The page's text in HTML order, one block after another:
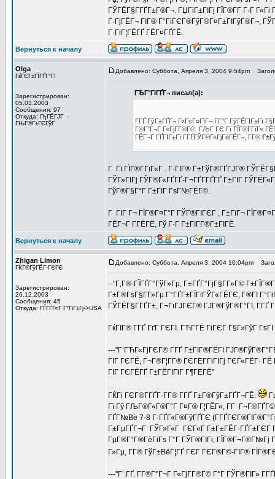
ГЎГЁГ§Г­ГҐГ±Г®Г¬. ГЏГіГ±ГІГј ГЇГ®Г­Г Г·Г
Г·ГјГЁГ¬ ГІГ® Г°ГіГЄГ®ГўГ®Г¤Г±ГІГўГ®Г¬,
Г·ГіГ¦ГЁГҐ ГЁГ¤ГҐГЁ.
Вернуться к началу
Olga
ГќГЄГ±ГЇГҐГ°ГІ
Зарегистрирован:
05.03.2003
Сообщения: 97
Откуда: ГђГЁГЈГ -
ГЊГ®Г±ГЄГўГ
Добавлено: Суббота, Апреля 3, 2004 9:54pm
ГЂГ°ГІГҐГ¬ писал(а):
Г­ГҐ ГўГ±ГҐГ¬ Г«ГѕГ¤ГїГ¬ Г­Г°Г ГўГЁГІГ±Гї
Г®Г°Г¬Г Г«ГјГ­Г®Г©. ГЉГ ГЄ Гї ГЇГ®Г­ГїГ«
ГЁГ¬Г ГҐГІГ±Гї Г­ГҐГЎГ®Г«ГјГёГЁГ¬, Г­Г®
Г Гї ГЇГ®Г­ГїГ«Г . Г·ГІГ® Г±ГўГ®ГҐГЈГ®
ГЎГ»ГІГј ГЎГ®Г«ГҐГҐ-Г¬ГҐГ­ГҐГҐ Г±ГІГ
ГўГ®Г§Г°Г Г±ГІГ ГѕГ№ГЁГ©.
Г ГІГ Г¬ ГЇГ®Г¤Г°Г ГЎГ®ГІГЄГ , Г±ГїГ¬
ГЁГ¬Г Г­ГЁГЁ, Гў Г·Г Г±ГІГ­Г®Г±ГІГЁ.
Вернуться к началу
Zhigan Limon
ГЌГ®ГўГЁГ·Г®ГЄ
Зарегистрирован:
26.12.2003
Сообщения: 45
Откуда: ГЃГҐГ«Г Г°ГіГ±Гј->USA
Добавлено: Суббота, Апреля 3, 2004 10:04pm
--"Г‚Г®-ГЇГҐГ°ГўГ»Гµ, Г±ГҐГ°ГјГ§Г­Г»Г©
Г±Г®ГѕГ§Г­Г»Гµ Г°ГҐГ±ГЇГіГЎГ«ГЁГЄ, Г®ГІ
ГЎГЁГ§Г­ГҐГ±, Г¬ГїГЈГЄГ® ГЈГ®ГўГ®Г°Гї, Г­ГҐ
ГќГІГ® Г­ГҐ ГґГ ГЄГІ. ГЋГ­ГЁ ГіГЄГ Г§Г»ГўГ
---"Г’ГЋГ«ГјГЄГ® Г­ГҐ Г±ГІГ®ГЁГІ
ГІГ ГЄГЁ, Г¬Г®Г¦Г­Г® ГЄГЁГ­ГіГІГј ГЄГ«ГЁГ·
ГІГ ГЄГЁГҐ Г±ГЁГІГіГ Г¶ГЁГЁ"
ГЌГі ГЄГ®Г­ГҐГ·Г­Г® Г­ГҐ Г±Г®ГўГ±ГҐГ¬ГЁ.
Гї Гў ГЉГ®Г«Г®Г°Г Г¤Г® Г¦ГЁГ«, Г­Г Г¬Г®ГҐГ©
ГҐГ№Вё 7-8 Г·ГҐГ«Г®ГўГҐГЄ
Г±ГµГҐГ¬Г ГЎГ»Г«Г ГЄГ«Г Г±Г±ГЁГ·ГҐГ±ГЄГ
ГµГ®Г°Г®ГёГіГѕ Г°Г ГЎГ®ГІГі,
Г»Гµ, Г­Г® ГўГ±ВёГ¦ГҐ ГЄГ ГЄГ®Г©-ГІГ®
---"Г’.ГҐ. Г­Г®Г°Г¬Г Г«ГјГ­Г®Г© Г°Г ГЎГ®ГІГ»